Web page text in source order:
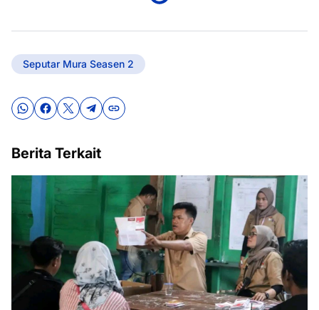
Seputar Mura Seasen 2
Berita Terkait